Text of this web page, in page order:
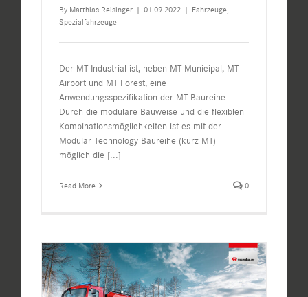
By Matthias Reisinger | 01.09.2022 | Fahrzeuge,
Spezialfahrzeuge
Der MT Industrial ist, neben MT Municipal, MT
Airport und MT Forest, eine
Anwendungsspezifikation der MT-Baureihe.
Durch die modulare Bauweise und die flexiblen
Kombinationsmöglichkeiten ist es mit der
Modular Technology Baureihe (kurz MT)
möglich die [...]
Read More 0